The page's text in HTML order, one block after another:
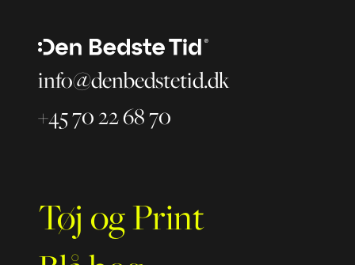
info@denbedstetid.dk
+45 70 22 68 70
Tøj og Print